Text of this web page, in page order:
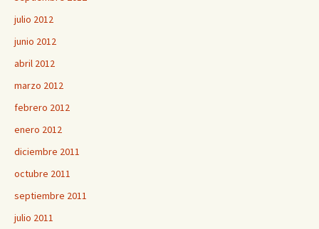
julio 2012
junio 2012
abril 2012
marzo 2012
febrero 2012
enero 2012
diciembre 2011
octubre 2011
septiembre 2011
julio 2011